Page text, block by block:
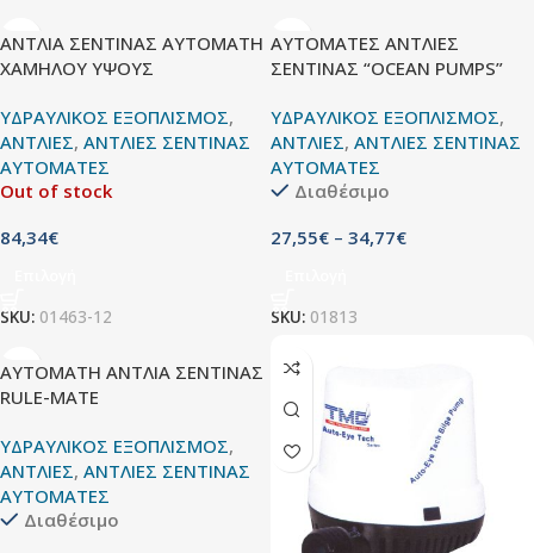
ΑΝΤΛΙΑ ΣΕΝΤΙΝΑΣ ΑΥΤΟΜΑΤΗ
ΧΑΜΗΛΟΥ ΥΨΟΥΣ
ΥΔΡΑΥΛΙΚΟΣ ΕΞΟΠΛΙΣΜΟΣ,
ΑΝΤΛΙΕΣ, ΑΝΤΛΙΕΣ ΣΕΝΤΙΝΑΣ
ΑΥΤΟΜΑΤΕΣ
Out of stock
84,34€
SKU: 01463-12
ΑΥΤΟΜΑΤΕΣ ΑΝΤΛΙΕΣ
ΣΕΝΤΙΝΑΣ “OCEAN PUMPS”
ΥΔΡΑΥΛΙΚΟΣ ΕΞΟΠΛΙΣΜΟΣ,
ΑΝΤΛΙΕΣ, ΑΝΤΛΙΕΣ ΣΕΝΤΙΝΑΣ
ΑΥΤΟΜΑΤΕΣ
Διαθέσιμο
27,55€ – 34,77€
SKU: 01813
ΑΥΤΟΜΑΤΗ ANΤΛΙΑ ΣΕΝΤΙΝΑΣ
RULE-MATE
ΥΔΡΑΥΛΙΚΟΣ ΕΞΟΠΛΙΣΜΟΣ,
ΑΝΤΛΙΕΣ, ΑΝΤΛΙΕΣ ΣΕΝΤΙΝΑΣ
ΑΥΤΟΜΑΤΕΣ
Διαθέσιμο